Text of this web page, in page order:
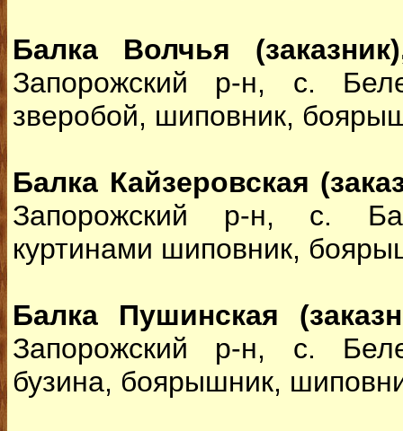
Балка Волчья
Запорожский р-н, с.
зверобой, шиповник,
Балка Кайзеровская
Запорожский р-н, с.
куртинами шиповник,
Балка Пушинская
Запорожский р-н, с.
бузина, боярышник,